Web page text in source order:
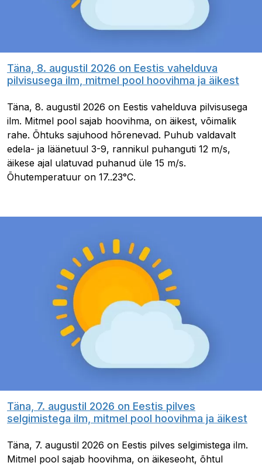
Täna, 8. augustil 2026 on Eestis vahelduva
pilvisusega ilm, mitmel pool hoovihma ja äikest
Täna, 8. augustil 2026 on Eestis vahelduva pilvisusega
ilm. Mitmel pool sajab hoovihma, on äikest, võimalik
rahe. Õhtuks sajuhood hõrenevad. Puhub valdavalt
edela- ja läänetuul 3-9, rannikul puhanguti 12 m/s,
äikese ajal ulatuvad puhanud üle 15 m/s.
Õhutemperatuur on 17..23°C.
Täna, 7. augustil 2026 on Eestis pilves
selgimistega ilm, mitmel pool hoovihma ja äikest
Täna, 7. augustil 2026 on Eestis pilves selgimistega ilm.
Mitmel pool sajab hoovihma, on äikeseoht, õhtul